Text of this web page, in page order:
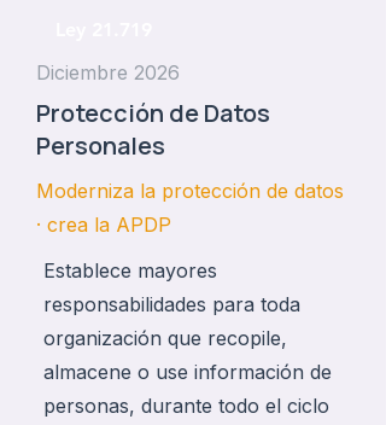
Diciembre 2026
Protección de Datos
Personales
Moderniza la protección de datos
· crea la APDP
Establece mayores
responsabilidades para toda
organización que recopile,
almacene o use información de
personas, durante todo el ciclo